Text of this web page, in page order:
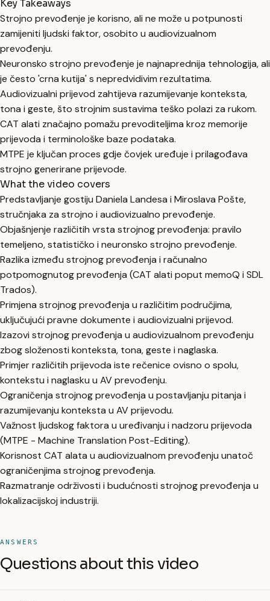
Key Takeaways
Strojno prevođenje je korisno, ali ne može u potpunosti
zamijeniti ljudski faktor, osobito u audiovizualnom
prevođenju.
Neuronsko strojno prevođenje je najnaprednija tehnologija, ali
je često 'crna kutija' s nepredvidivim rezultatima.
Audiovizualni prijevod zahtijeva razumijevanje konteksta,
tona i geste, što strojnim sustavima teško polazi za rukom.
CAT alati značajno pomažu prevoditeljima kroz memorije
prijevoda i terminološke baze podataka.
MTPE je ključan proces gdje čovjek uređuje i prilagođava
strojno generirane prijevode.
What the video covers
Predstavljanje gostiju Daniela Landesa i Miroslava Pošte,
stručnjaka za strojno i audiovizualno prevođenje.
Objašnjenje različitih vrsta strojnog prevođenja: pravilo
temeljeno, statističko i neuronsko strojno prevođenje.
Razlika između strojnog prevođenja i računalno
potpomognutog prevođenja (CAT alati poput memoQ i SDL
Trados).
Primjena strojnog prevođenja u različitim područjima,
uključujući pravne dokumente i audiovizualni prijevod.
Izazovi strojnog prevođenja u audiovizualnom prevođenju
zbog složenosti konteksta, tona, geste i naglaska.
Primjer različitih prijevoda iste rečenice ovisno o spolu,
kontekstu i naglasku u AV prevođenju.
Ograničenja strojnog prevođenja u postavljanju pitanja i
razumijevanju konteksta u AV prijevodu.
Važnost ljudskog faktora u uređivanju i nadzoru prijevoda
(MTPE - Machine Translation Post-Editing).
Korisnost CAT alata u audiovizualnom prevođenju unatoč
ograničenjima strojnog prevođenja.
Razmatranje održivosti i budućnosti strojnog prevođenja u
lokalizacijskoj industriji.
ANSWERS
Questions about this video